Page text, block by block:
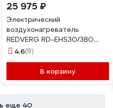
25 975 ₽
Электрический
воздухонагреватель
REDVERG RD-EHS30/380
6631483
4.6(8)
В корзину
еще 40